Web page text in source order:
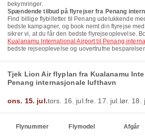
bekymringer.
Spændende tilbud på flyrejser fra Penang
Find billige flybilletter til Penang udelukkende
bedste kampagner, og book nemt din flyrejse
sikrer vi, at du får den bedste flyrejseoplevelse.
Kualanamu International Airport til Penang
bedste rejseoplevelse og uovertrufne
Tjek Lion Air flyplan fra Kualanamu
Penang internasjonale lufthavn
ons. 15. jul.tors. 16. jul. fre. 17. jul. lør. 18.
Flynummer Flymodel Afgår